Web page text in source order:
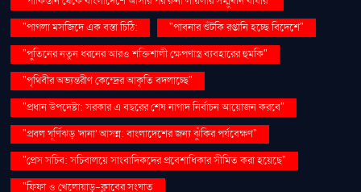
"পাগলা মসজিদে এক বস্তা চিঠি:
"পাবনার শুঁটকি রপ্তানি হচ্ছে বিদেশে"
"পুতিনের নতুন ধরনের আরও শক্তিশালী ক্ষেপণাস্ত্র ব্যবহারের হুমকি"
"পৃথিবীর অভ্যন্তরীণ কেন্দ্রের আকৃতি বদলাচ্ছে"
"প্রধান উপদেষ্টা: সরকার এ বছরের শেষ নাগাদ নির্বাচন আয়োজন করবে"
"প্রবল ঘূর্ণিঝড় 'দানা' আসন্ন: বাংলাদেশের জন্য ঝুঁকির পর্যবেক্ষণ"
"প্রেস সচিব: সচিবালয়ে সাংবাদিকদের প্রবেশাধিকার সীমিত করা হয়েছে"
"ফিফা ও খেলোয়াড়-ক্লাবের সংঘাত